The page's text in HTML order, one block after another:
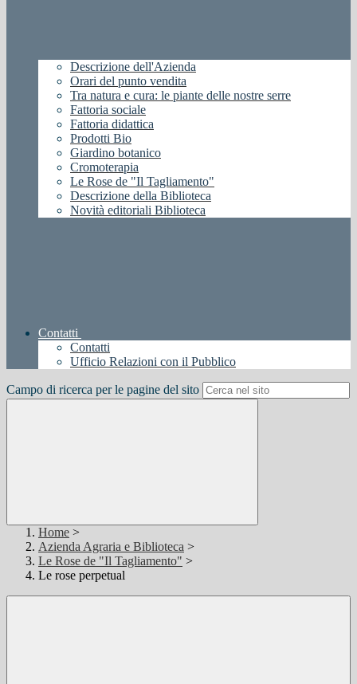
Descrizione dell'Azienda
Orari del punto vendita
Tra natura e cura: le piante delle nostre serre
Fattoria sociale
Fattoria didattica
Prodotti Bio
Giardino botanico
Cromoterapia
Le Rose de "Il Tagliamento"
Descrizione della Biblioteca
Novità editoriali Biblioteca
Contatti
Contatti
Ufficio Relazioni con il Pubblico
Campo di ricerca per le pagine del sito
Home >
Azienda Agraria e Biblioteca >
Le Rose de "Il Tagliamento" >
Le rose perpetual